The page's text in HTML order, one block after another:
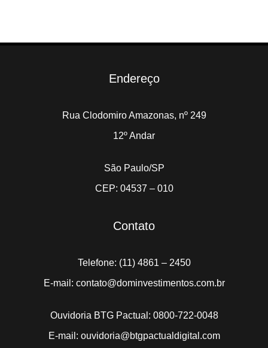
Endereço
Rua Clodomiro Amazonas, nº 249
12º Andar
São Paulo/SP
CEP: 04537 – 010
Contato
Telefone: (11) 4861 – 2450
E-mail: contato@dominvestimentos.com.br
Ouvidoria BTG Pactual: 0800-722-0048
E-mail: ouvidoria@btgpactualdigital.com